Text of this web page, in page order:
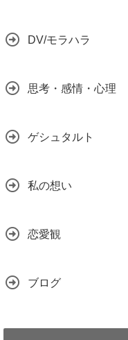
DV/モラハラ
思考・感情・心理
ゲシュタルト
私の想い
恋愛観
ブログ